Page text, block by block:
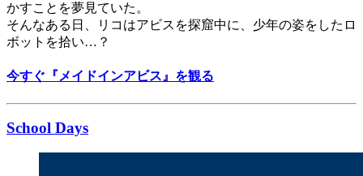
かすことを夢見ていた。
そんなある日、リコはアビスを探窟中に、少年の姿をしたロ
ボットを拾い…？
今すぐ『メイドインアビス』を観る
School Days